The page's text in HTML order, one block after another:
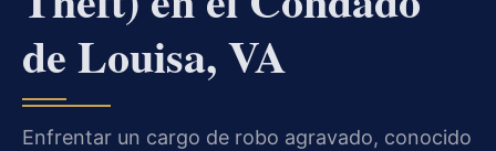
de Louisa, VA
Enfrentar un cargo de robo agravado, conocido